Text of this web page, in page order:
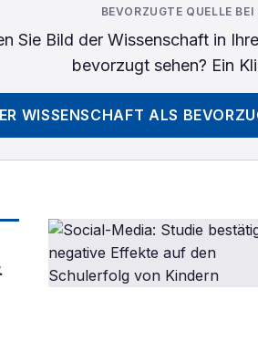
BEVORZUGTE QUELLE BEI
Sie Bild der Wissenschaftin
bevorzugt sehen? Ein
WISSENSCHAFT ALS